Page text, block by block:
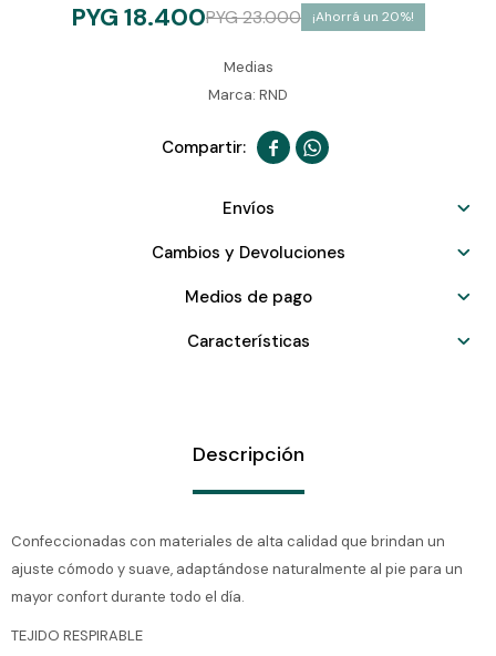
PYG 18.400PYG23.000 20
Medias
Marca: RND
 
Envíos
Cambios y Devoluciones
Medios de pago
Características
Descripción
Confeccionadas con materiales de alta calidad que brindan un
ajuste cómodo y suave, adaptándose naturalmente al pie para un
mayor confort durante todo el día.
TEJIDO RESPIRABLE